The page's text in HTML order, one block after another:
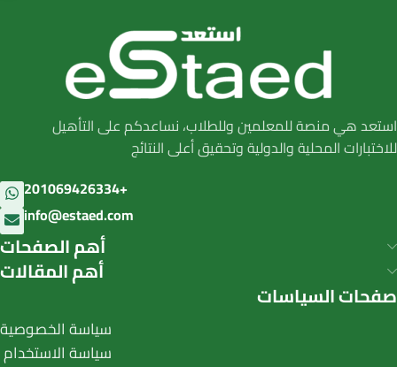
استعد هي منصة للمعلمين وللطلاب، نساعدكم على التأهيل
للاختبارات المحلية والدولية وتحقيق أعلى النتائج
201069426334+
info@estaed.com
أهم الصفحات
أهم المقالات
صفحات السياسات
سياسة الخصوصية
سياسة الاستخدام